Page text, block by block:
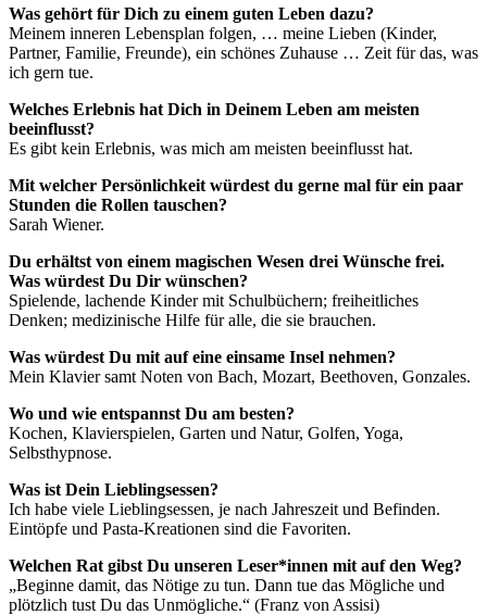
Was gehört für Dich zu einem guten Leben dazu?
Meinem inneren Lebensplan folgen, … meine Lieben (Kinder,
Partner, Familie, Freunde), ein schönes Zuhause … Zeit für das, was
ich gern tue.
Welches Erlebnis hat Dich in Deinem Leben am meisten
beeinflusst?
Es gibt kein Erlebnis, was mich am meisten beeinflusst hat.
Mit welcher Persönlichkeit würdest du gerne mal für ein paar
Stunden die Rollen tauschen?
Sarah Wiener.
Du erhältst von einem magischen Wesen drei Wünsche frei.
Was würdest Du Dir wünschen?
Spielende, lachende Kinder mit Schulbüchern; freiheitliches
Denken; medizinische Hilfe für alle, die sie brauchen.
Was würdest Du mit auf eine einsame Insel nehmen?
Mein Klavier samt Noten von Bach, Mozart, Beethoven, Gonzales.
Wo und wie entspannst Du am besten?
Kochen, Klavierspielen, Garten und Natur, Golfen, Yoga,
Selbsthypnose.
Was ist Dein Lieblingsessen?
Ich habe viele Lieblingsessen, je nach Jahreszeit und Befinden.
Eintöpfe und Pasta-Kreationen sind die Favoriten.
Welchen Rat gibst Du unseren Leser*innen mit auf den Weg?
„Beginne damit, das Nötige zu tun. Dann tue das Mögliche und
plötzlich tust Du das Unmögliche.“ (Franz von Assisi)